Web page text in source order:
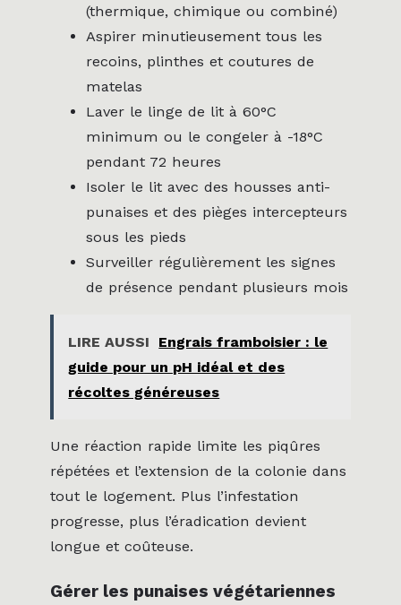
(thermique, chimique ou combiné)
Aspirer minutieusement tous les
recoins, plinthes et coutures de
matelas
Laver le linge de lit à 60°C
minimum ou le congeler à -18°C
pendant 72 heures
Isoler le lit avec des housses anti-
punaises et des pièges intercepteurs
sous les pieds
Surveiller régulièrement les signes
de présence pendant plusieurs mois
LIRE AUSSI
Engrais framboisier : le
guide pour un pH idéal et des
récoltes généreuses
Une réaction rapide limite les piqûres
répétées et l’extension de la colonie dans
tout le logement. Plus l’infestation
progresse, plus l’éradication devient
longue et coûteuse.
Gérer les punaises végétariennes